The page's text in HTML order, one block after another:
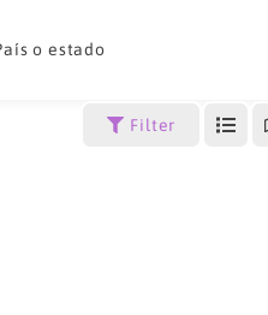
o estado
Filter